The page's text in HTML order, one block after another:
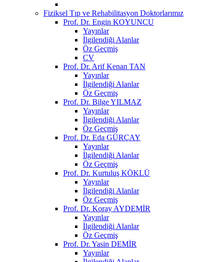
Fiziksel Tıp ve Rehabilitasyon Doktorlarımız
Prof. Dr. Engin KOYUNCU
Yayınlar
İlgilendiği Alanlar
Öz Geçmiş
CV
Prof. Dr. Arif Kenan TAN
Yayınlar
İlgilendiği Alanlar
Öz Geçmiş
Prof. Dr. Bilge YILMAZ
Yayınlar
İlgilendiği Alanlar
Öz Geçmiş
Prof. Dr. Eda GÜRÇAY
Yayınlar
İlgilendiği Alanlar
Öz Geçmiş
Prof. Dr. Kurtuluş KÖKLÜ
Yayınlar
İlgilendiği Alanlar
Öz Geçmiş
Prof. Dr. Koray AYDEMİR
Yayınlar
İlgilendiği Alanlar
Öz Geçmiş
Prof. Dr. Yasin DEMİR
Yayınlar